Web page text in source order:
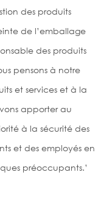
des produits
de l’emballage
des produits
pensons à notre
et services et à la
apporter au
à la sécurité des
et des employés en
préoccupants.’